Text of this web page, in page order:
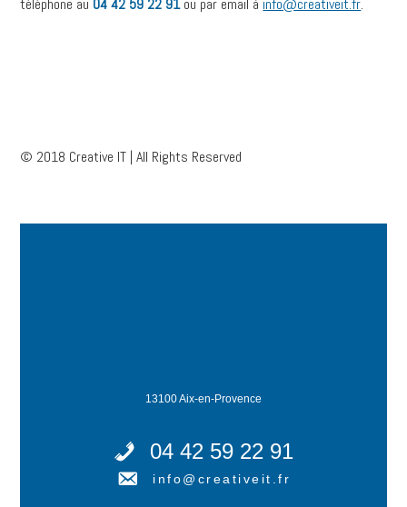
téléphone au 04 42 59 22 91ou par email à info@creativeit.fr.
© 2018 Creative IT | All Rights Reserved
13100 Aix-en-Provence
04 42 59 22 91
info@creativeit.fr